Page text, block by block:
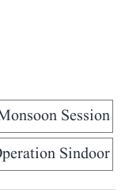
Session
Sindoor